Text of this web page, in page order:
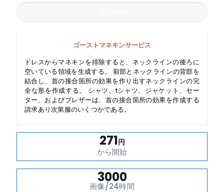
ゴーストマネキンサービス
ドレスからマネキンを排除すると、ネックラインの後ろに
空いている領域を生成する。 前部とネックラインの背部を
結合し、首の接合箇所の効果を作り出すネックラインの完
全な形を作成する。 シャツ、tシャツ、ジャケット、セー
ター、およびブレザーは、首の接合箇所の効果を作成する
請求あり次第服のいくつかである。
271円
から開始
3000
画像/24時間